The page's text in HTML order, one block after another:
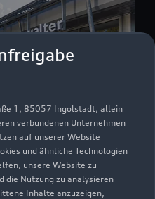
1, 85057 Ingolstadt, allein
verbundenen Unternehmen
auf unserer Website
und ähnliche Technologien
unsere Website zu
die Nutzung zu analysieren
Inhalte anzuzeigen,